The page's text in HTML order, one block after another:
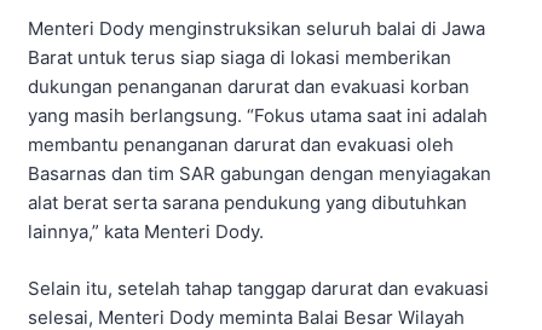
Menteri Dody menginstruksikan seluruh balai di Jawa
Barat untuk terus siap siaga di lokasi memberikan
dukungan penanganan darurat dan evakuasi korban
yang masih berlangsung. “Fokus utama saat ini adalah
membantu penanganan darurat dan evakuasi oleh
Basarnas dan tim SAR gabungan dengan menyiagakan
alat berat serta sarana pendukung yang dibutuhkan
lainnya,” kata Menteri Dody.
Selain itu, setelah tahap tanggap darurat dan evakuasi
selesai, Menteri Dody meminta Balai Besar Wilayah